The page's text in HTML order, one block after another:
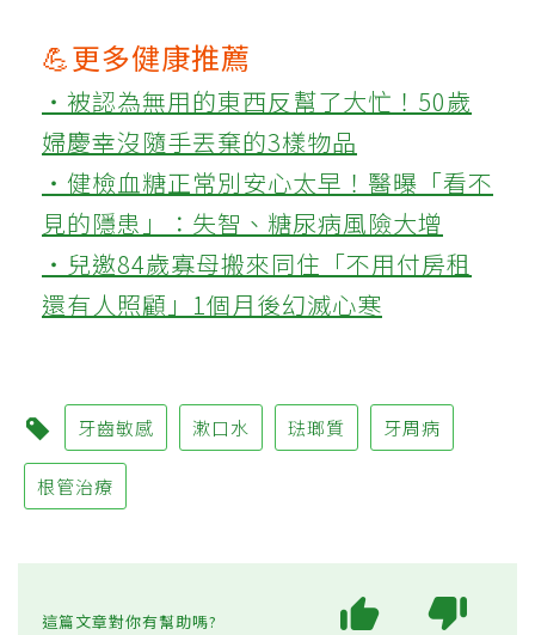
💪更多健康推薦
‧被認為無用的東西反幫了大忙！50歲
婦慶幸沒隨手丟棄的3樣物品
‧健檢血糖正常別安心太早！醫曝「看不
見的隱患」：失智、糖尿病風險大增
‧兒邀84歲寡母搬來同住「不用付房租
還有人照顧」1個月後幻滅心寒
牙齒敏感 漱口水 琺瑯質 牙周病
根管治療
這篇文章對你有幫助嗎?